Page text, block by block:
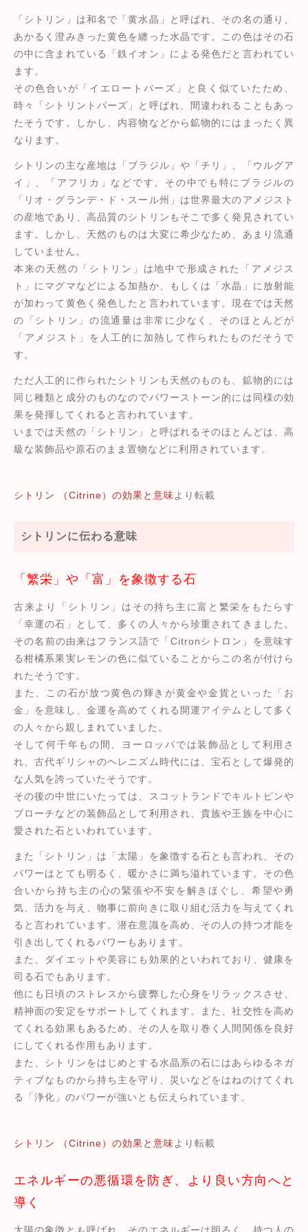
「シトリン」は和名で「黄水晶」と呼ばれ、その名の通り、
あかるく澄みきった黄色を纏った水晶です。この色はその石
の中に含まれている「鉄イオン」による発色だと言われてい
ます。
その色合いが「イエロートパーズ」と良く似ていたため、
時々「シトリントパーズ」と呼ばれ、間違われることもあっ
たそうです。しかし、内容物などから鉱物的にはまったく異
なります。
シトリンの主な産地は「ブラジル」や「チリ」、「ウルグア
イ」、「アフリカ」などです。その中でも特にブラジルの
「リオ・グランデ・ド・スール州」は世界最大のアメジスト
の産地であり、高品質のシトリンもそこで多く発見されてい
ます。しかし、天然のものは大変に希少なため、あまり流通
していません。
本来の天然の「シトリン」は地中で形成された「アメジス
ト」にマグマなどによる加熱か、もしくは「水晶」に放射能
が加わって黄色く発色したと言われています。現在では天然
の「シトリン」の流通量は非常に少なく、そのほとんどが
「アメジスト」を人工的に加熱して作られたものだそうで
す。
ただ人工的に作られたシトリンも天然のものも、鉱物的には
同じ種類と成分のものなのでパワーストーン的には同様の効
果を発揮してくれると言われています。
いまでは天然の「シトリン」と呼ばれるそのほとんどは、高
級な装飾品や原石のまま置物などに利用されています。
シトリン （Citrine）の効果と意味より転載
シトリンに伝わる意味
「繁栄」や「富」を象徴する石
古来より「シトリン」はその持ち主に富と繁栄をもたらす
「幸運の石」として、多くの人々から珍重されてきました。
その名前の由来はフランス語で「Citronシトロン」を意味す
る柑橘系果実レモンの色に似ていることからこの名が付けら
れたそうです。
また、この石が放つ黄色の輝きが黄金や金貨といった「お
金」を意味し、金運を高めてくれる開運アイテムとして多く
の人々から親しまれていました。
そして何千年もの間、ヨーロッパでは装飾品として利用さ
れ、古代ギリシャのヘレニズム時代には、宝石として爆発的
な人気を誇っていたそうです。
その後の中世にいたっては、スコットランドでキルトピンや
ブローチなどの装飾品として利用され、貴族や王族を中心に
愛された石といわれています。
また「シトリン」は「太陽」を象徴する石とも言われ、その
パワーはとても明るく、暖かさに満ち溢れています。その色
合いから持ち主の心の緊張や不安を解きほぐし、希望や勇
気、活力を与え、物事に前向きに取り組む活力を与えてくれ
ると言われています。潜在意識を高め、その人の持つ才能を
引き出してくれるパワーもあります。
また、ダイエットや美容にも効果的といわれており、健康を
司る石でもあります。
他にも日頃のストレスから疲弊した心身をリラックスさせ、
精神面の安定をサポートしてくれます。また、社交性を高め
てくれる効果もあるため、その人を取り巻く人間関係を良好
にしてくれる作用もあります。
また、シトリンをはじめとする水晶系の石にはあらゆるネガ
ティブなものから持ち主を守り、災いなどをはねのけてくれ
る「浄化」のパワーが強いとも伝えられています。
シトリン （Citrine）の効果と意味より転載
エネルギーの悪循環を防ぎ、より良い方向へと
導く